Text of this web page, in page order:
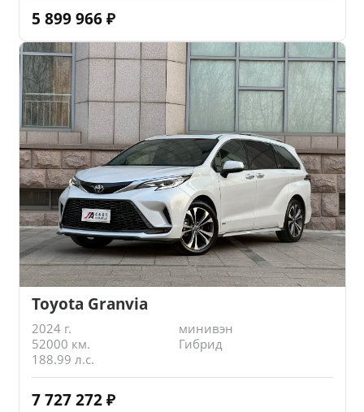
5 899 966 ₽
Toyota Granvia
2024 г.
минивэн
52000 км.
Гибрид
188.99 л.с.
7 727 272 ₽